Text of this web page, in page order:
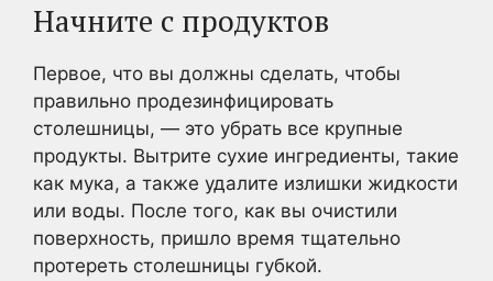
Начните с продуктов
Первое, что вы должны сделать, чтобы
правильно продезинфицировать
столешницы, — это убрать все крупные
продукты. Вытрите сухие ингредиенты, такие
как мука, а также удалите излишки жидкости
или воды. После того, как вы очистили
поверхность, пришло время тщательно
протереть столешницы губкой.